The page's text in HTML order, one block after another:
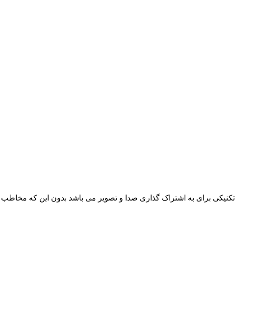
تکنیکی برای به اشتراک گذاری صدا و تصویر می باشد بدون این که